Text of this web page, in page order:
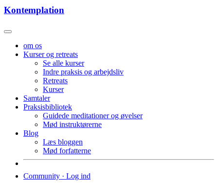
Kontemplation
om os
Kurser og retreats
Se alle kurser
Indre praksis og arbejdsliv
Retreats
Kurser
Samtaler
Praksisbibliotek
Guidede meditationer og øvelser
Mød instruktørerne
Blog
Læs bloggen
Mød forfatterne
Community · Log ind